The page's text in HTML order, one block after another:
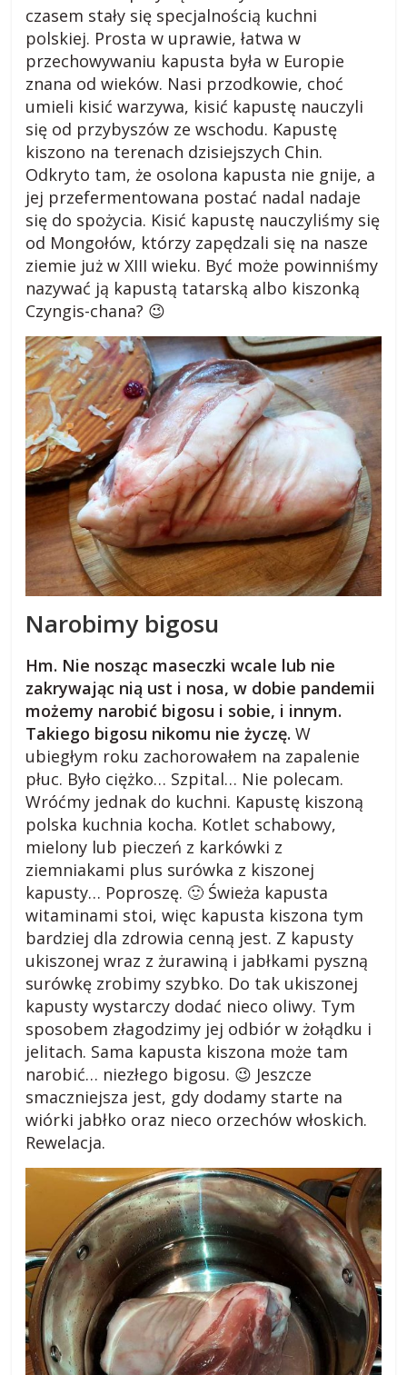
g
c
z
a
r
o
d
z
e
s
k
w
e
s
k
o
m
e
s
czasem stały się specjalnością kuchni
polskiej. Prosta w uprawie, łatwa w
przechowywaniu kapusta była w Europie
znana od wieków. Nasi przodkowie, choć
umieli kisić warzywa, kisić kapustę nauczyli
się od przybyszów ze wschodu. Kapustę
kiszono na terenach dzisiejszych Chin.
Odkryto tam, że osolona kapusta nie gnije, a
jej przefermentowana postać nadal nadaje
się do spożycia. Kisić kapustę nauczyliśmy się
od Mongołów, którzy zapędzali się na nasze
ziemie już w XIII wieku. Być może powinniśmy
nazywać ją kapustą tatarską albo kiszonką
Czyngis-chana? 😉
Narobimy bigosu
Hm. Nie nosząc maseczki wcale lub nie
zakrywając nią ust i nosa, w dobie pandemii
możemy narobić bigosu i sobie, i innym.
Takiego bigosu nikomu nie życzę. W
ubiegłym roku zachorowałem na zapalenie
płuc. Było ciężko… Szpital… Nie polecam.
Wróćmy jednak do kuchni. Kapustę kiszoną
polska kuchnia kocha. Kotlet schabowy,
mielony lub pieczeń z karkówki z
ziemniakami plus surówka z kiszonej
kapusty… Poproszę. 🙂 Świeża kapusta
witaminami stoi, więc kapusta kiszona tym
bardziej dla zdrowia cenną jest. Z kapusty
ukiszonej wraz z żurawiną i jabłkami pyszną
surówkę zrobimy szybko. Do tak ukiszonej
kapusty wystarczy dodać nieco oliwy. Tym
sposobem złagodzimy jej odbiór w żołądku i
jelitach. Sama kapusta kiszona może tam
narobić… niezłego bigosu. 😉 Jeszcze
smaczniejsza jest, gdy dodamy starte na
wiórki jabłko oraz nieco orzechów włoskich.
Rewelacja.